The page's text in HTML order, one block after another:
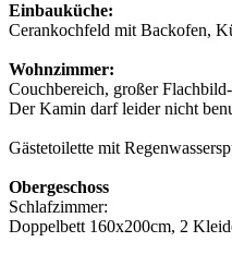
Einbauküche:
Cerankochfeld mit Backofen,
Wohnzimmer:
Couchbereich, großer
Der Kamin darf leider nicht
Gästetoilette mit
Obergeschoss
Schlafzimmer:
Doppelbett 160x200cm, 2